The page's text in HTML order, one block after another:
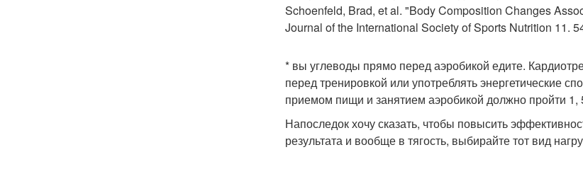
Schoenfeld, Brad, et al. "Body Composition Changes
Journal of the International Society of Sports Nutrition 11.
* вы углеводы прямо перед аэробикой едите.
перед тренировкой или употреблять энергетические
приемом пищи и занятием аэробикой должно пройти 1,
Напоследок хочу сказать, чтобы повысить
результата и вообще в тягость, выбирайте тот вид